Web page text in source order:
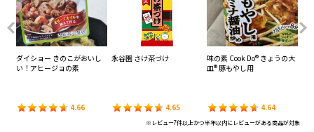
ダイショー きのこがおいし
い！アヒージョの素
4.66
永谷園 さけ茶づけ
4.65
味の素 Cook Do® きょうの大
皿® 豚もやし用
4.64
※レビュー7件以上かつ半年以内にレビューがある商品が対象